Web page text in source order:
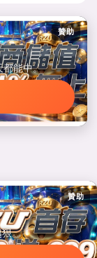
贊助
都能中。
贊助
狠。